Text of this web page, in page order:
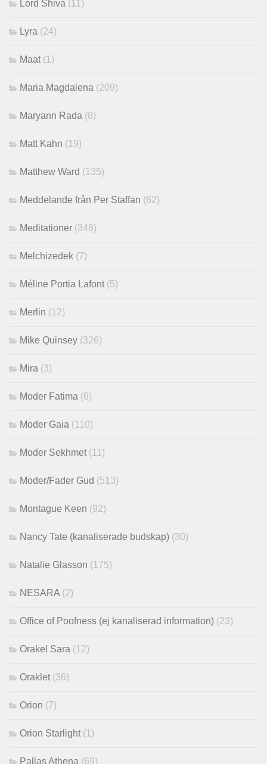
Lord Shiva (11)
Lyra (24)
Maat (1)
Maria Magdalena (209)
Maryann Rada (8)
Matt Kahn (19)
Matthew Ward (135)
Meddelande från Per Staffan (62)
Meditationer (348)
Melchizedek (7)
Méline Portia Lafont (5)
Merlin (12)
Mike Quinsey (326)
Mira (3)
Moder Fatima (6)
Moder Gaia (110)
Moder Sekhmet (11)
Moder/Fader Gud (513)
Montague Keen (92)
Nancy Tate (kanaliserade budskap) (30)
Natalie Glasson (175)
NESARA (2)
Office of Poofness (ej kanaliserad information) (23)
Orakel Sara (12)
Oraklet (36)
Orion (7)
Orion Starlight (1)
Pallas Athena (69)